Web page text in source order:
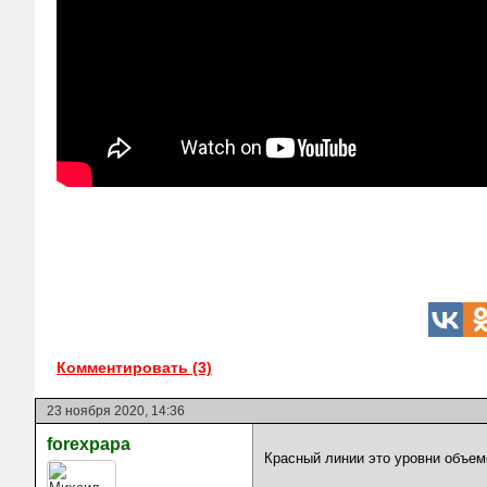
Комментировать (3)
23 ноября 2020, 14:36
forexpapa
Красный линии это уровни